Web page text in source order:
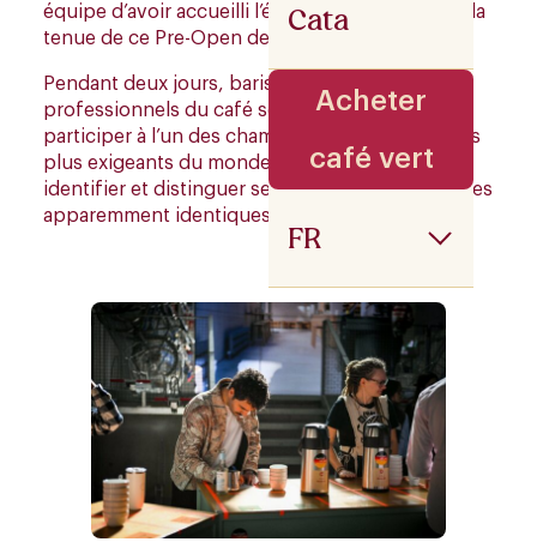
Cata
Acheter
café vert
FR
équipe d’avoir accueilli l’événement et soutenu la
tenue de ce Pre-Open de Cata.
Pendant deux jours, baristas, dégustateurs et
professionnels du café se sont réunis pour
participer à l’un des championnats sensoriels les
plus exigeants du monde du café : se souvenir,
identifier et distinguer sensoriellement des tasses
apparemment identiques.